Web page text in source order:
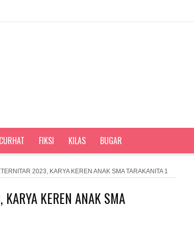
CURHAT FIKSI KILAS BUGAR
2023, KARYA KEREN ANAK SMA TARAKANITA 1
KEREN ANAK SMA